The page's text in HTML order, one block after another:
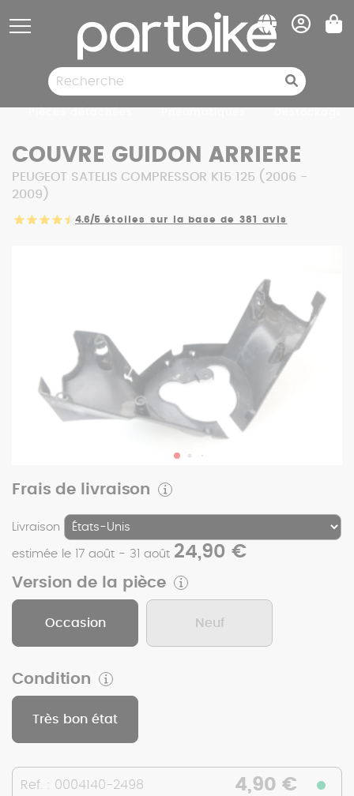
COUVRE GUIDON ARRIERE
PEUGEOT SATELIS COMPRESSOR K15 125 (2006 -
2009)
4.6/5 étoiles sur la base de 381 avis
Frais de livraison
Livraison
estimée le 17 août - 31 août 24,90 €
Version de la pièce
Occasion Neuf
Condition
Très bon état
Ref. : 0004140-2498 4,90 €